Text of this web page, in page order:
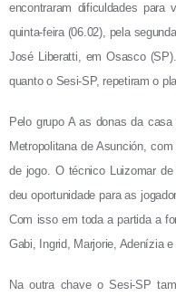
encontraram dificuldades para
quinta-feira (06.02), pela
José Liberatti, em Osasco
quanto o Sesi-SP, repetiram o
Pelo grupo A as donas da
Metropolitana de Asunción,
de jogo. O técnico Luizomar
deu oportunidade para as
Com isso em toda a partida a
Gabi, Ingrid, Marjorie, Adenízia
Na outra chave o Sesi-SP